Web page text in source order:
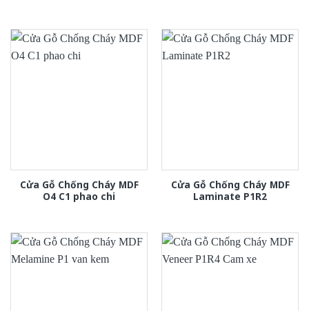
Cửa Gỗ Chống Cháy MDF
O4 C1 phao chi
Cửa Gỗ Chống Cháy MDF
Laminate P1R2